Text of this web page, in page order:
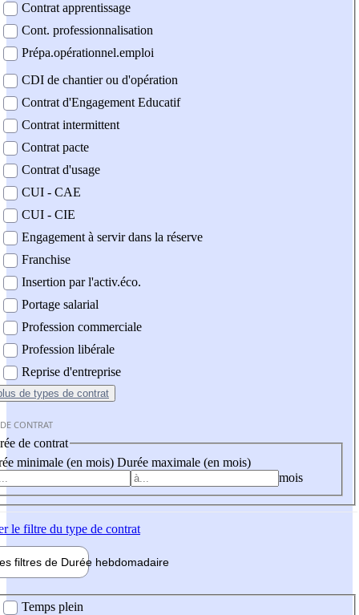
Contrat apprentissage
Cont. professionnalisation
Prépa.opérationnel.emploi
CDI de chantier ou d'opération
Contrat d'Engagement Educatif
Contrat intermittent
Contrat pacte
Contrat d'usage
CUI - CAE
CUI - CIE
Engagement à servir dans la réserve
Franchise
Insertion par l'activ.éco.
Portage salarial
Profession commerciale
Profession libérale
Reprise d'entreprise
de types de contrat
CONTRAT
de contrat
minimale (en mois) Durée maximale (en mois)
mois
le filtre du type de contrat
filtres de Durée hebdomadaire
Temps plein